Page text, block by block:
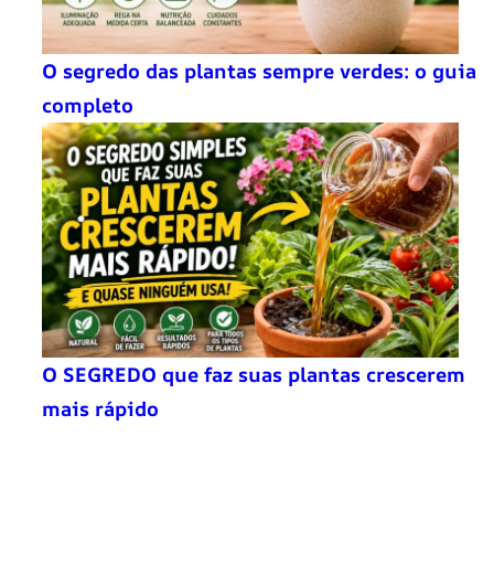
O segredo das plantas sempre verdes: o guia
completo
O SEGREDO que faz suas plantas crescerem
mais rápido